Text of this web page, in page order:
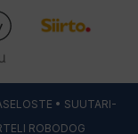
• SUUTARI-
ROBODOG